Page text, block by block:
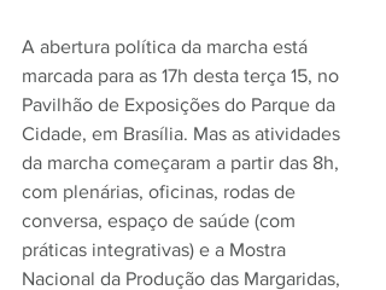
A abertura política da marcha está
marcada para as 17h desta terça 15, no
Pavilhão de Exposições do Parque da
Cidade, em Brasília. Mas as atividades
da marcha começaram a partir das 8h,
com plenárias, oficinas, rodas de
conversa, espaço de saúde (com
práticas integrativas) e a Mostra
Nacional da Produção das Margaridas,